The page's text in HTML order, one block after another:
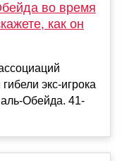
во время
как он
экс-игрока
Обейда. 41-